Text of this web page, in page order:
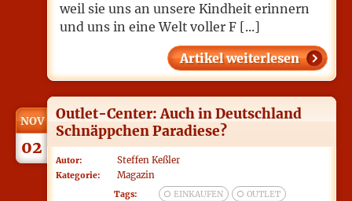
weil sie uns an unsere Kindheit erinnern
und uns in eine Welt voller F [...]
Artikel weiterlesen
NOV
02
Outlet-Center: Auch in Deutschland
Schnäppchen Paradiese?
Autor: Steffen Keßler
Kategorie: Magazin
Tags: EINKAUFEN
OUTLET